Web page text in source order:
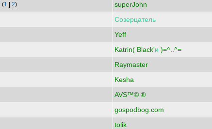
(1 2) superJohn
Созерцатель
Yeff
Katrin( Black'и )=^..^=
Raymaster
Kesha
AVS™© ®
gospodbog.com
tolik